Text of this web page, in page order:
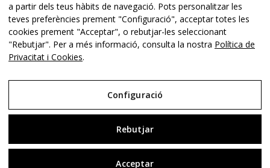
Hospital de Torroella -
a partir dels teus hàbits de navegació. Pots personalitzar les
teves preferències prement "Configuració", acceptar totes les
cookies prement "Acceptar", o rebutjar-les seleccionant
"Rebutjar". Per a més informació, consulta la nostra Política de
Privacitat i Cookies.
Configuració
Rebutjar
Acceptar
Política de Privacitat i Cookies